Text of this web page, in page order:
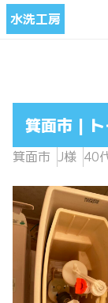
水洗工房
箕面市 | ト
箕面市 J様 40